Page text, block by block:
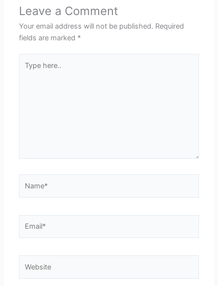
Leave a Comment
Your email address will not be published. Required
fields are marked *
here..